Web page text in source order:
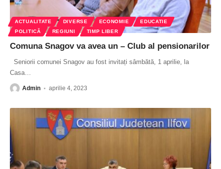
ACTUALITATE DIVERSE ECONOMIE
EDUCATIE
POLITICĂ
REGIUNI TIMP LIBER
Comuna Snagov va avea un – Club al pensionarilor
Seniorii comunei Snagov au fost invitați sâmbătă, 1 aprilie, la
Casa…
Admin aprilie 4, 2023